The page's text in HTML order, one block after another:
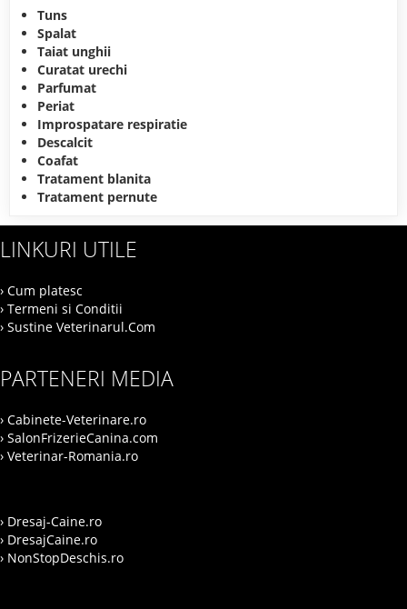
Tuns
Spalat
Taiat unghii
Curatat urechi
Parfumat
Periat
Improspatare respiratie
Descalcit
Coafat
Tratament blanita
Tratament pernute
LINKURI UTILE
› Cum platesc
› Termeni si Conditii
› Sustine Veterinarul.Com
PARTENERI MEDIA
› Cabinete-Veterinare.ro
› SalonFrizerieCanina.com
› Veterinar-Romania.ro
› Dresaj-Caine.ro
› DresajCaine.ro
› NonStopDeschis.ro